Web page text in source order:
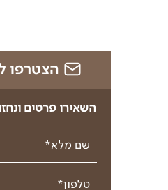
הצטרפו
השאירו פרטים
שם מלא*
טלפון*